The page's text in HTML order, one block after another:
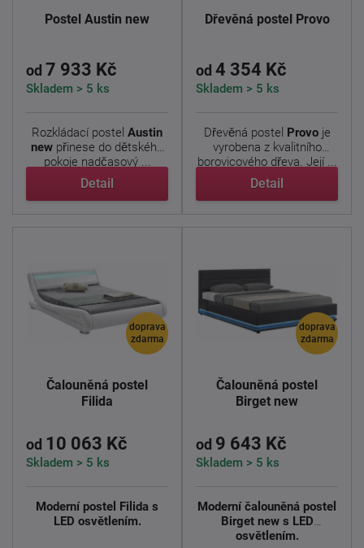
Postel Austin new
od 7 933 Kč
Skladem > 5 ks
Rozkládací postel Austin
new přinese do dětského
pokoje nadčasový ...
Detail
Dřevěná postel Provo
od 4 354 Kč
Skladem > 5 ks
Dřevěná postel Provoje
vyrobena z kvalitního
borovicového dřeva. Její ...
Detail
doprava
zdarma
Čalouněná postel
Filida
od 10 063 Kč
Skladem > 5 ks
Moderní postel Filida s
LED osvětlením.
doprava
zdarma
Čalouněná postel
Birget new
od 9 643 Kč
Skladem > 5 ks
Moderní čalouněná postel
Birget new s LED
osvětlením.